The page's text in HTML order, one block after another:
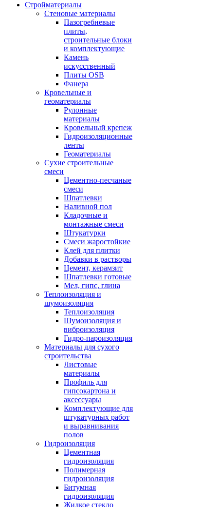
Стройматериалы
Стеновые материалы
Пазогребневые
плиты,
строительные блоки
и комплектующие
Камень
искусственный
Плиты OSB
Фанера
Кровельные и
геоматериалы
Рулонные
материалы
Кровельный крепеж
Гидроизоляционные
ленты
Геоматериалы
Сухие строительные
смеси
Цементно-песчаные
смеси
Шпатлевки
Наливной пол
Кладочные и
монтажные смеси
Штукатурки
Смеси жаростойкие
Клей для плитки
Добавки в растворы
Цемент, керамзит
Шпатлевки готовые
Мел, гипс, глина
Теплоизоляция и
шумоизоляция
Теплоизоляция
Шумоизоляция и
виброизоляция
Гидро-пароизоляция
Материалы для сухого
строительства
Листовые
материалы
Профиль для
гипсокартона и
аксессуары
Комплектующие для
штукатурных работ
и выравнивания
полов
Гидроизоляция
Цементная
гидроизоляция
Полимерная
гидроизоляция
Битумная
гидроизоляция
Жидкое стекло